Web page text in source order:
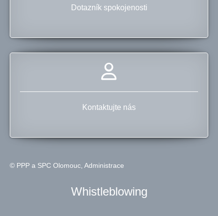
Dotazník spokojenosti
Kontaktujte nás
© PPP a SPC Olomouc, Administrace
Whistleblowing